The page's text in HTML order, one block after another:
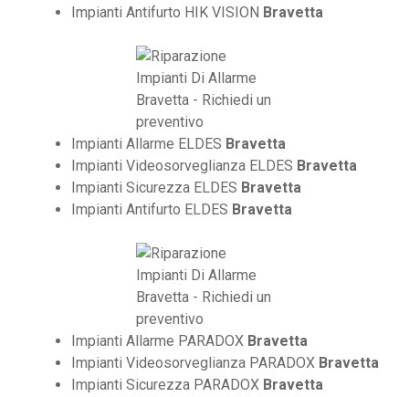
Impianti Antifurto HIK VISION Bravetta
Impianti Allarme ELDES Bravetta
Impianti Videosorveglianza ELDES Bravetta
Impianti Sicurezza ELDES Bravetta
Impianti Antifurto ELDES Bravetta
Impianti Allarme PARADOX Bravetta
Impianti Videosorveglianza PARADOX Bravetta
Impianti Sicurezza PARADOX Bravetta